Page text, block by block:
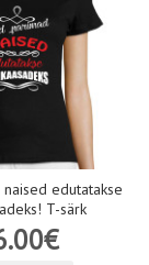
edutatakse
T-särk